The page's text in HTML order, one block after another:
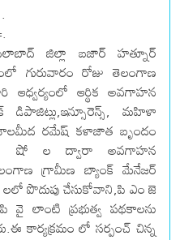
జిల్లా బజార్ హత్నూర్
గురువారం రోజు తెలంగాణ
ఆర్థిక అవగాహన
డిపాజిట్లు,ఇన్సూరెన్స్, మహిళా
రమేష్ కళాజాత బృందం
షో ల ద్వారా అవగాహన
గ్రామీణ బ్యాంక్ మేనేజర్
పొదుపు చేసుకోవాని,పి ఎం జె
లాంటి ప్రభుత్వ పథకాలను
కార్యక్రమం లో సర్పంచ్ చిన్న